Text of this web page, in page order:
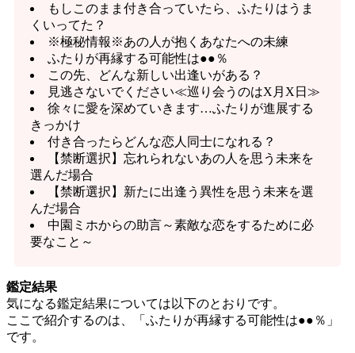
もしこのまま付き合っていたら、ふたりはうま
くいってた？
※極秘情報※あの人が抱くあなたへの未練
ふたりが再縁する可能性は●●％
この先、どんな新しい出逢いがある？
見逃さないでください≪巡り会うのはX月X日≫
徐々に愛を深めていきます…ふたりが進展する
きっかけ
付き合ったらどんな恋人同士になれる？
【禁断選択】忘れられないあの人を思う未来を
選んだ場合
【禁断選択】新たに出逢う異性を思う未来を選
んだ場合
中園ミホからの助言～素敵な恋をするために必
要なこと～
鑑定結果
気になる鑑定結果については以下のとおりです。
ここで紹介するのは、「ふたりが再縁する可能性は●●％」
です。